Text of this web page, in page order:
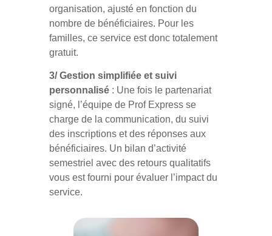
organisation, ajusté en fonction du
nombre de bénéficiaires. Pour les
familles, ce service est donc totalement
gratuit.
3/ Gestion simplifiée et suivi
personnalisé: Une fois le partenariat
signé, l’équipe de Prof Express se
charge de la communication, du suivi
des inscriptions et des réponses aux
bénéficiaires. Un bilan d’activité
semestriel avec des retours qualitatifs
vous est fourni pour évaluer l’impact du
service.